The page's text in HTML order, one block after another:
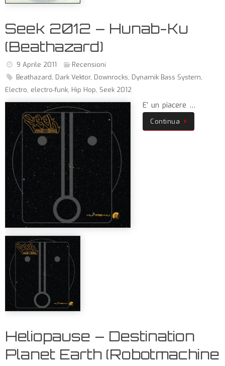
Seek 2012 – Hunab-Ku
(Beathazard)
9 Aprile 2011
Recensioni
Beathazard, Dark Vektor, Downrocks, Dynamik Bass System,
Electro, electro-funk, Hip Hop, Seek 2012
E’ un piacere …
Continua
Heliopause – Destination
Planet Earth (Robotmachine